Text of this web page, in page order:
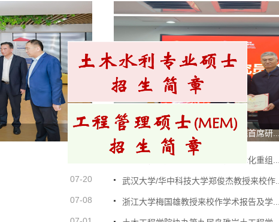
07-20
07-08
城市高质量发展与城市更新研究院首席研...
土木工程学院召开校级科研机构优化重组...
武汉大学/华中科技大学郑俊杰教授来校作...
浙江大学梅国雄教授来校作学术报告及学...